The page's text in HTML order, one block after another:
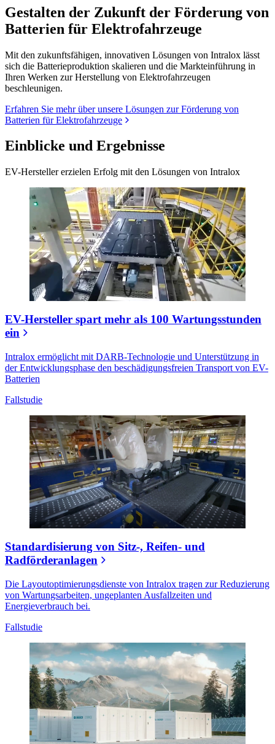
Gestalten der Zukunft der Förderung von
Batterien für Elektrofahrzeuge
Mit den zukunftsfähigen, innovativen Lösungen von Intralox lässt
sich die Batterieproduktion skalieren und die Markteinführung in
Ihren Werken zur Herstellung von Elektrofahrzeugen
beschleunigen.
Erfahren Sie mehr über unsere Lösungen zur Förderung von
Batterien für Elektrofahrzeuge
Einblicke und Ergebnisse
EV-Hersteller erzielen Erfolg mit den Lösungen von Intralox
EV-Hersteller spart mehr als 100 Wartungsstunden
ein
Intralox ermöglicht mit DARB-Technologie und Unterstützung in
der Entwicklungsphase den beschädigungsfreien Transport von EV-
Batterien
Fallstudie
Standardisierung von Sitz-, Reifen- und
Radförderanlagen
Die Layoutoptimierungsdienste von Intralox tragen zur Reduzierung
von Wartungsarbeiten, ungeplanten Ausfallzeiten und
Energieverbrauch bei.
Fallstudie